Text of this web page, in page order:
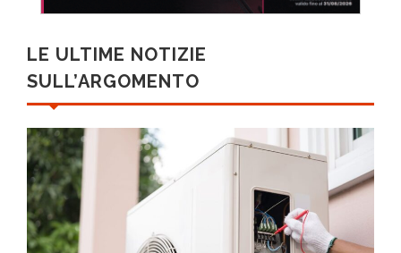
LE ULTIME NOTIZIE
SULL’ARGOMENTO